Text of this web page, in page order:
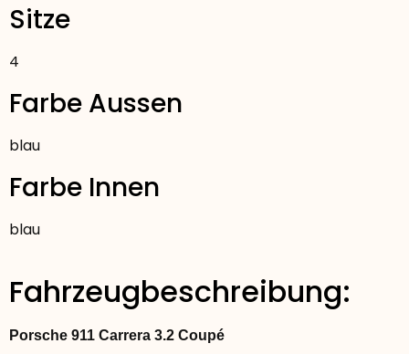
Sitze
4
Farbe Aussen
blau
Farbe Innen
blau
Fahrzeugbeschreibung:
Porsche 911 Carrera 3.2 Coupé